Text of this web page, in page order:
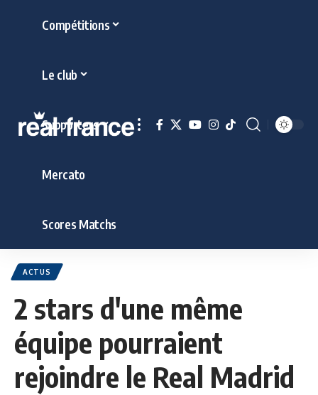
Compétitions
Le club
Supporters
Mercato
Scores Matchs
ACTUS
2 stars d'une même
équipe pourraient
rejoindre le Real Madrid